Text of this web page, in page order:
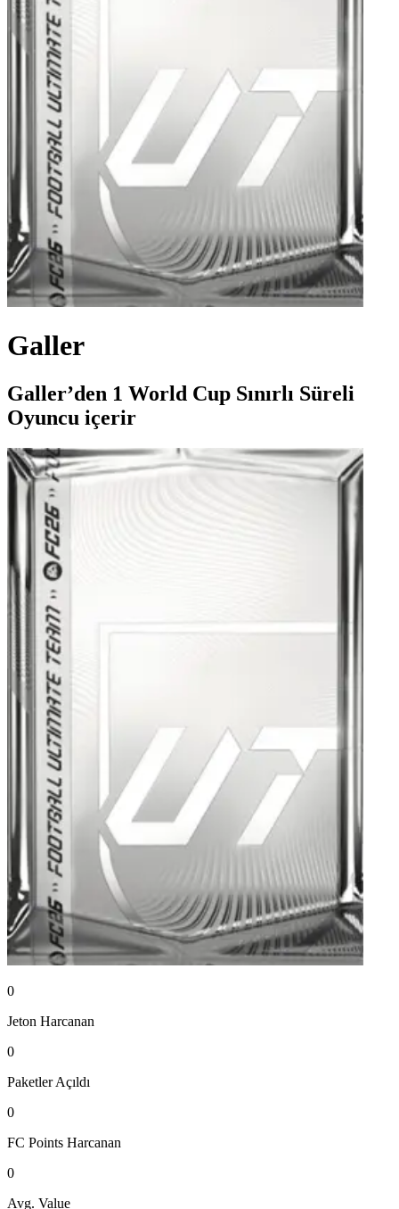
Galler
Galler’den 1 World Cup Sınırlı Süreli
Oyuncu içerir
0
Jeton Harcanan
0
Paketler Açıldı
0
FC Points Harcanan
0
Avg. Value